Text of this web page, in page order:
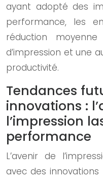
ayant adopté des
performance, les
réduction
d’impression et une
productivité.
Tendances
innovations :
l’impression
performance
L’avenir de
avec des